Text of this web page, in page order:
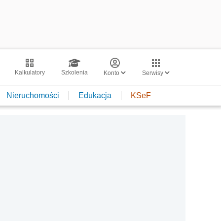
Kalkulatory Szkolenia Konto Serwisy
Nieruchomości Edukacja KSeF